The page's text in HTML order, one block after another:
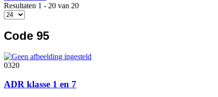
Resultaten 1 - 20 van 20
Code 95
0320
ADR klasse 1 en 7